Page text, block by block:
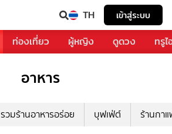
TH เข้าสู่ระบบ
ท่องเที่ยว ผู้หญิง ดูดวง ทรู
อาหาร
รวมร้านอาหารอร่อย บุฟเฟ่ต์ ร้านกา